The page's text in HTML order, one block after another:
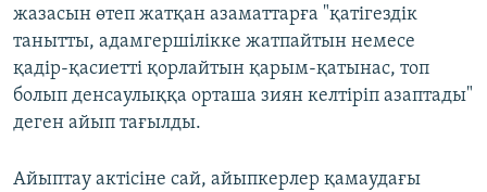
жазасын өтеп жатқан азаматтарға "қатігездік
танытты, адамгершілікке жатпайтын немесе
қадір-қасиетті қорлайтын қарым-қатынас, топ
болып денсаулыққа орташа зиян келтіріп азаптады"
деген айып тағылды.
Айыптау актісіне сай, айыпкерлер қамаудағы